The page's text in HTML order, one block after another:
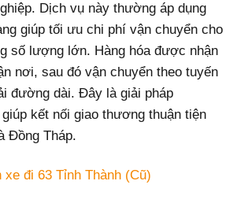
Dịch vụ này thường áp dụng
giúp tối ưu chi phí vận chuyển cho
số lượng lớn. Hàng hóa được nhận
nơi, sau đó vận chuyển theo tuyến
đường dài. Đây là giải pháp
kết nối giao thương thuận tiện
Đồng Tháp.
xe đi 63 Tỉnh Thành (Cũ)